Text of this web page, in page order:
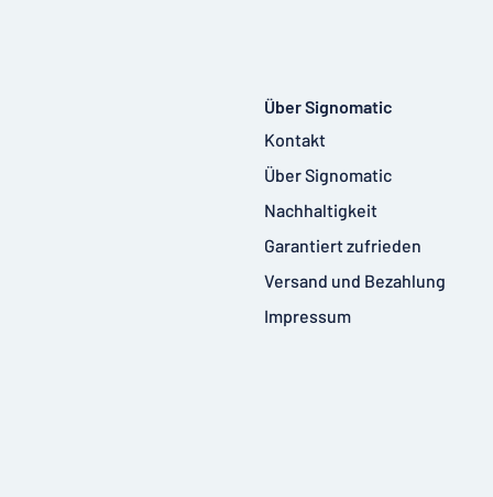
Über Signomatic
Kontakt
Über Signomatic
Nachhaltigkeit
Garantiert zufrieden
Versand und Bezahlung
Impressum